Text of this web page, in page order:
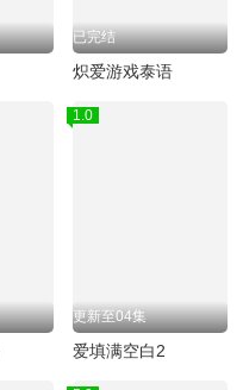
已完结
炽爱游戏泰语
1.0
更新至04集
爱填满空白2